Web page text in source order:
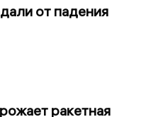
от падения
ракетная